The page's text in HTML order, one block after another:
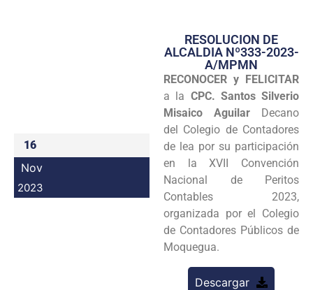
Transparencia
Seguridad
Programas
Intranet
16
Nov
2023
RESOLUCION DE
ALCALDIA Nº333-2023-
A/MPMN
RECONOCER y FELICITAR
a la CPC. Santos Silverio
Misaico Aguilar Decano
del Colegio de Contadores
de lea por su participación
en la XVII Convención
Nacional de Peritos
Contables 2023,
organizada por el Colegio
de Contadores Públicos de
Moquegua.
Descargar